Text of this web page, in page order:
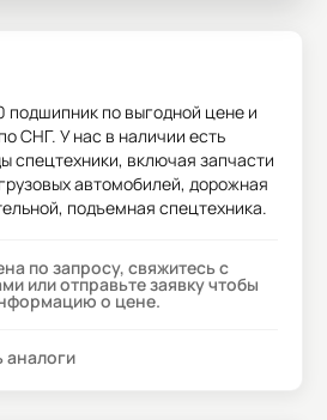
подшипник по выгодной цене и
СНГ. У нас в наличии есть
спецтехники, включая запчасти
автомобилей, дорожная
подъемная спецтехника.
по запросу, свяжитесь с
или отправьте заявку чтобы
о цене.
аналоги